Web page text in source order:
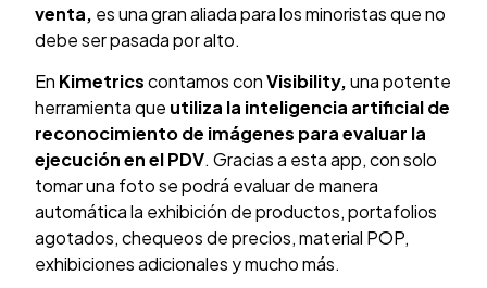
venta, es una gran aliada para los minoristas que no
debe ser pasada por alto.
En Kimetricscontamos conVisibility,una potente
herramienta que utiliza la inteligencia artificial de
reconocimiento de imágenes para evaluar la
ejecución en el PDV. Gracias a esta app, con solo
tomar una foto se podrá evaluar de manera
automática la exhibición de productos, portafolios
agotados, chequeos de precios, material POP,
exhibiciones adicionales y mucho más.